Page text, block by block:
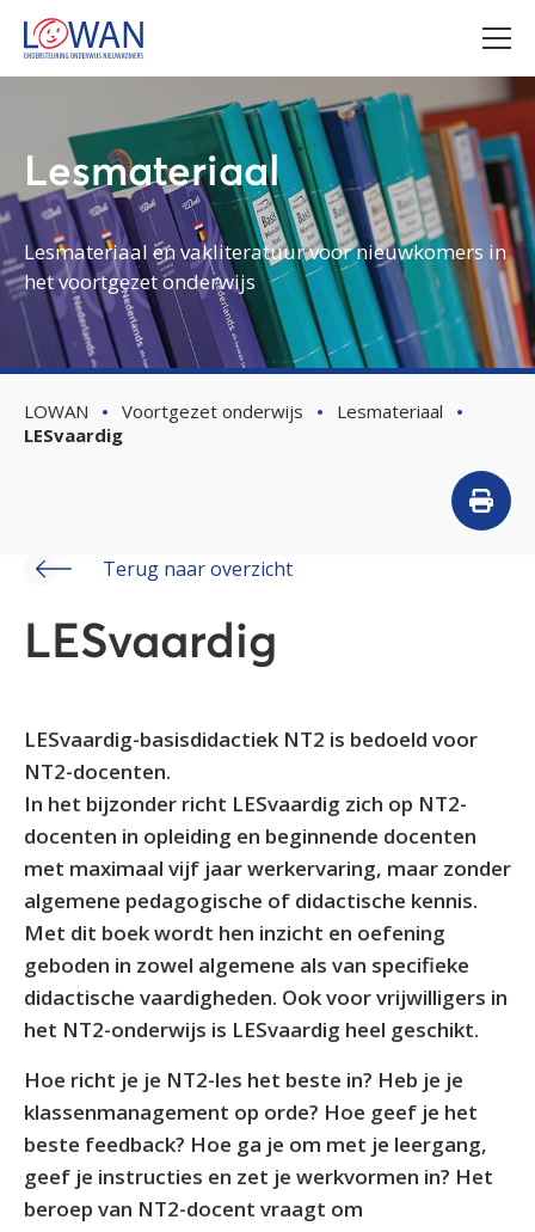
Lesmateriaal
Lesmateriaal en vakliteratuur voor nieuwkomers in
het voortgezet onderwijs
LOWAN Voortgezet onderwijs
Lesmateriaal
LESvaardig
Terug naar overzicht
LESvaardig
LESvaardig-basisdidactiek NT2 is bedoeld voor
NT2-docenten.
In het bijzonder richt LESvaardig zich op NT2-
docenten in opleiding en beginnende docenten
met maximaal vijf jaar werkervaring, maar zonder
algemene pedagogische of didactische kennis.
Met dit boek wordt hen inzicht en oefening
geboden in zowel algemene als van specifieke
didactische vaardigheden. Ook voor vrijwilligers in
het NT2-onderwijs is LESvaardig heel geschikt.
Hoe richt je je NT2-les het beste in? Heb je je
klassenmanagement op orde? Hoe geef je het
beste feedback? Hoe ga je om met je leergang,
geef je instructies en zet je werkvormen in? Het
beroep van NT2-docent vraagt om